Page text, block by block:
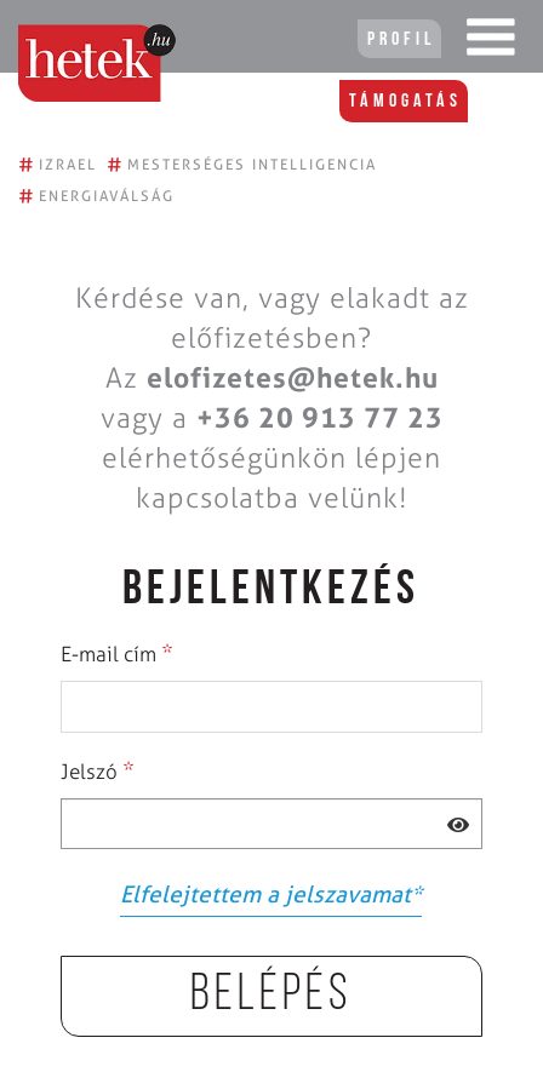
Profil
Támogatás
# IZRAEL # MESTERSÉGES INTELLIGENCIA
# ENERGIAVÁLSÁG
Kérdése van, vagy elakadt az
előfizetésben?
Az elofizetes@hetek.hu
vagy a +36 20 913 77 23
elérhetőségünkön lépjen
kapcsolatba velünk!
BEJELENTKEZÉS
E-mail cím *
Jelszó *
Elfelejtettem a jelszavamat*
Belépés